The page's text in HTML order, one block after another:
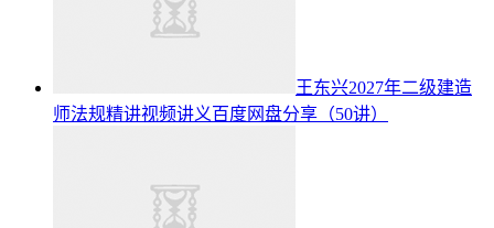
王东兴2027年二级建造
师法规精讲视频讲义百度网盘分享（50讲）